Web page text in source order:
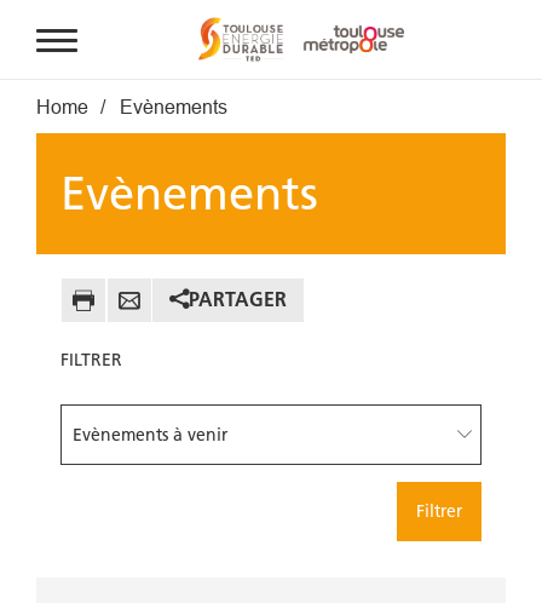
Aller au contenu principal
Fil d'Ariane
Home Evènements
Evènements
PARTAGER
FILTRER
Filtrer